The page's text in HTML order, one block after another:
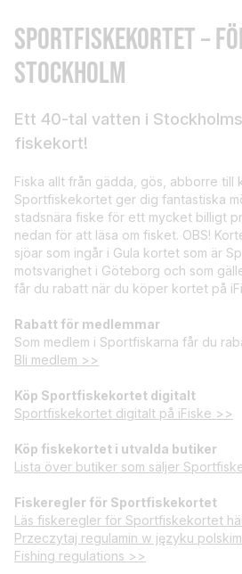
SPORTFISKEKORTET –
STOCKHOLM
Ett 40-tal vatten i
fiskekort!
Fiska allt från gädda, gös, abborre till
Sportfiskekortet ger dig fantastiska
stadsnära fiske för ett mycket billigt
nedan för att läsa om fisket. OBS!
sjöar som ingår i Gula kortet som är
motsvarighet i Göteborg och som
får du rabatt när du köper kortet på
Rabatt för medlemmar
Som medlem i Sportfiskarna får du
Bli medlem >>
Köp Sportfiskekortet digitalt
Sportfiskekortet digitalt på iFiske >>
Köp fiskekortet i utvalda butiker
Lista över butiker som säljer
Fiskeregler för Sportfiskekortet
Läs fiskeregler för Sportfiskekortet
Przeczytaj regulamin w języku
Fishing regulations >>